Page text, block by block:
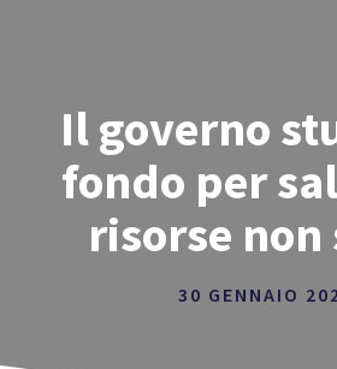
Il governo
fondo per
risorse non
30 GENNAIO